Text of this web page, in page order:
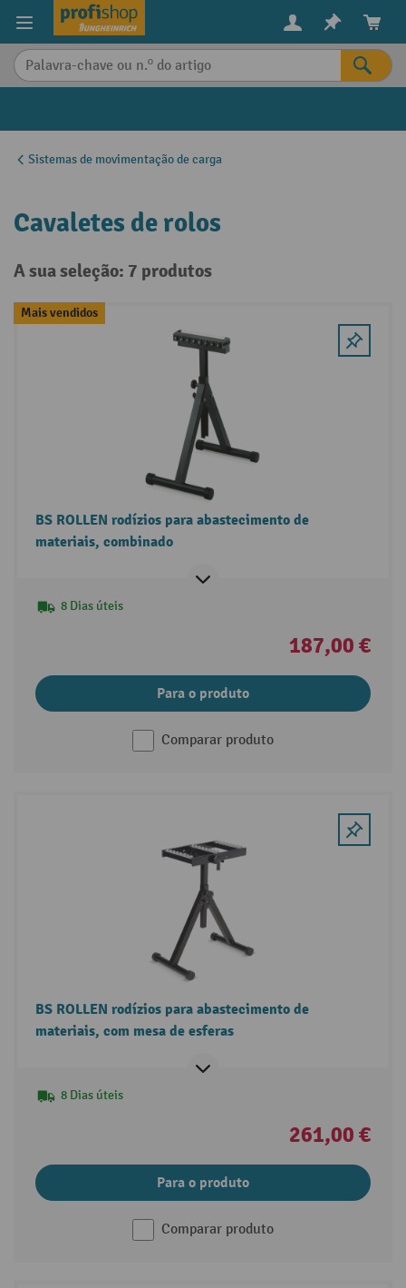
principal
Sistemas de movimentação de carga
Cavaletes de rolos
A sua seleção: 7 produtos
Mais vendidos
BS ROLLEN rodízios para abastecimento de
materiais, combinado
8 Dias úteis
187,00 €
Para o produto
Comparar produto
BS ROLLEN rodízios para abastecimento de
materiais, com mesa de esferas
8 Dias úteis
261,00 €
Para o produto
Comparar produto